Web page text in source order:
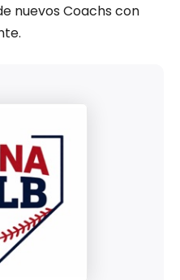
nuevos Coachs con